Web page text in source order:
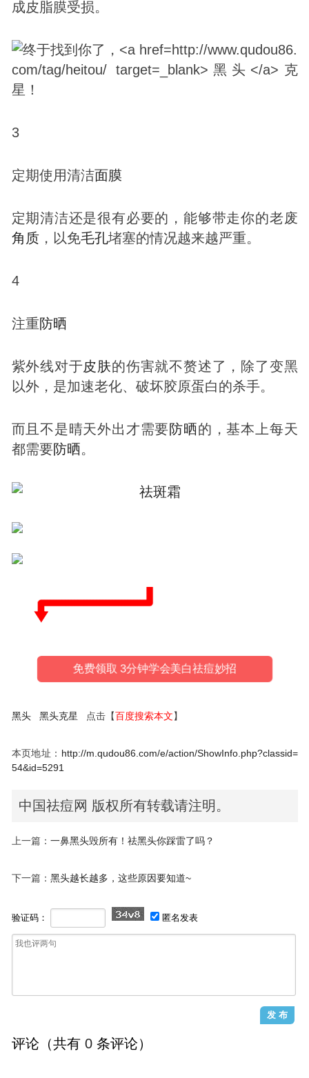
成皮脂膜受损。
3
定期使用清洁面膜
定期清洁还是很有必要的，能够带走你的老废
角质，以免毛孔堵塞的情况越来越严重。
4
注重防晒
紫外线对于皮肤的伤害就不赘述了，除了变黑
以外，是加速老化、破坏胶原蛋白的杀手。
而且不是晴天外出才需要防晒的，基本上每天
都需要防晒。
免费领取 3分钟学会美白祛痘妙招
黑头 黑头克星 点击【百度搜索本文】
本页地址： http://m.qudou86.com/e/action/ShowInfo.php?classid=
54&id=5291
中国祛痘网 版权所有转载请注明。
上一篇： 一鼻黑头毁所有！祛黑头你踩雷了吗？
下一篇： 黑头越长越多，这些原因要知道~
验证码： 匿名发表
评论（共有 0 条评论）